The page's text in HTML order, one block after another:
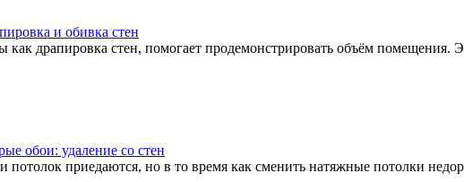
и обивка стен
как драпировка стен, помогает продемонстрировать объём помещения.
обои: удаление со стен
потолок приедаются, но в то время как сменить натяжные потолки